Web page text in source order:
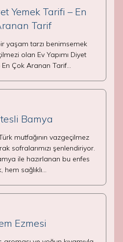
Yemek Tarifi – En
Tarif
yaşam tarzı benimsemek
olan Ev Yapımı Diyet
En Çok Aranan Tarif…
Bamya
mutfağının vazgeçilmez
sofralarımızı şenlendiriyor.
ile hazırlanan bu enfes
hem sağlıklı…
Ezmesi